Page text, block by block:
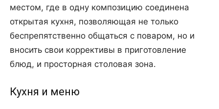
местом, где в одну композицию соединена
открытая кухня, позволяющая не только
беспрепятственно общаться с поваром, но и
вносить свои коррективы в приготовление
блюд, и просторная столовая зона.
Кухня и меню